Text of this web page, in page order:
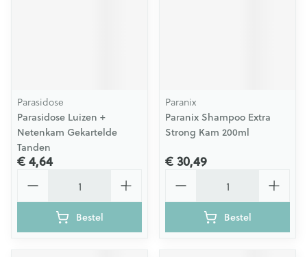
Parasidose
Parasidose Luizen +
Netenkam Gekartelde
Tanden
€ 4,64
Bestel
Paranix
Paranix Shampoo Extra
Strong Kam 200ml
€ 30,49
Bestel